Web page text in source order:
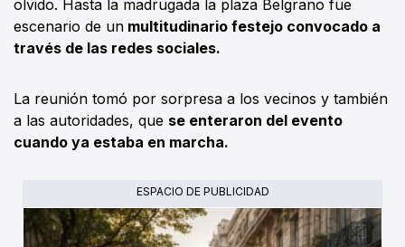
olvido. Hasta la madrugada la plaza Belgrano fue
escenario de un multitudinario festejo convocado a
través de las redes sociales.
La reunión tomó por sorpresa a los vecinos y también
a las autoridades, que se enteraron del evento
cuando ya estaba en marcha.
ESPACIO DE PUBLICIDAD